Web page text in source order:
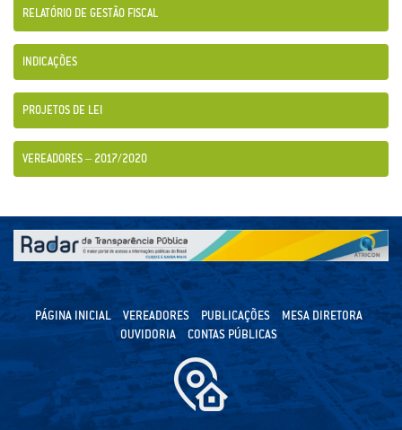
RELATÓRIO DE GESTÃO FISCAL
INDICAÇÕES
PROJETOS DE LEI
VEREADORES – 2017/2020
PÁGINA INICIAL VEREADORES PUBLICAÇÕES
MESA DIRETORA
OUVIDORIA
CONTAS PÚBLICAS